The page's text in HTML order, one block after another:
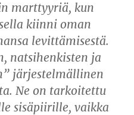
marttyyriä, kun
kiinni oman
levittämisestä.
natsihenkisten ja
järjestelmällinen
Ne on tarkoitettu
sisäpiirille, vaikka